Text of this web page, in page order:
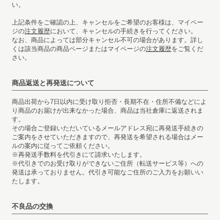
い。
上記条件をご確認の上、キャンセルをご希望のお客様は、マイペー
ジの注文履歴において、キャンセルの手続きを行ってください。
なお、商品によっては部分キャンセル不可の場合があります。詳し
くは該当商品の商品ページまたはマイページの注文履歴をご覧くだ
さい。
商品返送と再発送について
商品出荷から7日以内に受け取り拒否・長期不在・住所不備などによ
り商品のお届けが出来なかった場合、商品は当社倉庫に返送されま
す。
その場合ご登録いただいているメールアドレス宛に再発送手続きの
ご案内をさせていただきますので、再発送を希望される場合はメー
ルの案内に従ってご依頼ください。
※再発送手数料を代引きにて請求いたします。
※代引きでのお受け取りができないご住所（転送サービス等）への
発送は承っておりません。代引き可能なご住所のご入力をお願いい
たします。
不良品の交換